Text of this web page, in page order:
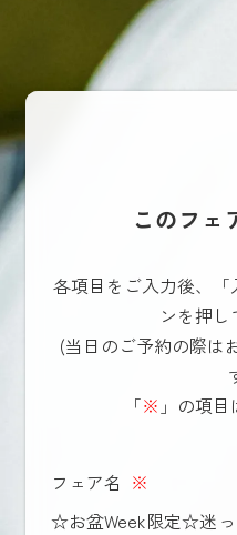
このフェ
各項目をご入力後、
ンを押し
(当日のご予約の際は
「※ 」の項目
フェア名 ※
☆お盆Week限定☆迷